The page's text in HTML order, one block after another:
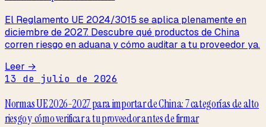
El Reglamento UE 2024/3015 se aplica plenamente en
diciembre de 2027. Descubre qué productos de China
corren riesgo en aduana y cómo auditar a tu proveedor ya.
Leer →
13 de julio de 2026
Normas UE 2026-2027 para importar de China: 7 categorías de alto
riesgo y cómo verificar a tu proveedor antes de firmar